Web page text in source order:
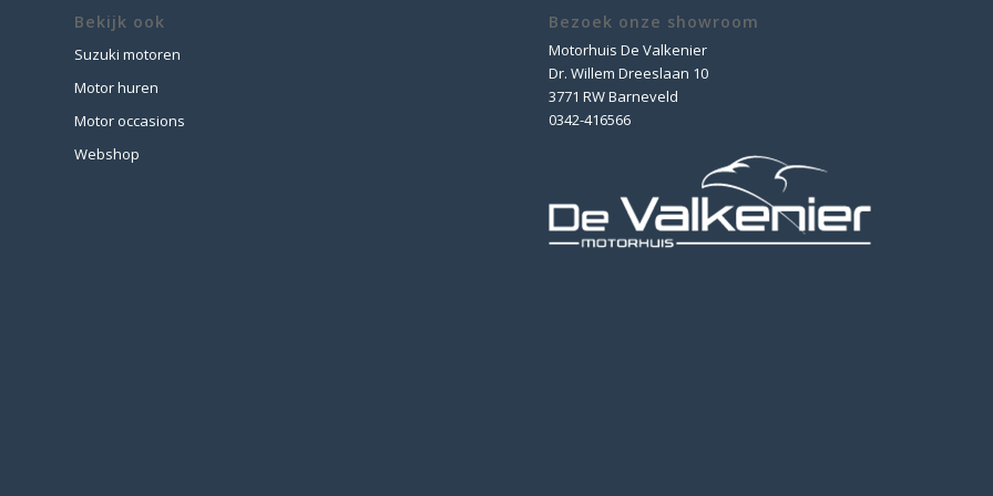
Bekijk ook
Suzuki motoren
Motor huren
Motor occasions
Webshop
Bezoek onze showroom
Motorhuis De Valkenier
Dr. Willem Dreeslaan 10
3771 RW Barneveld
0342-416566